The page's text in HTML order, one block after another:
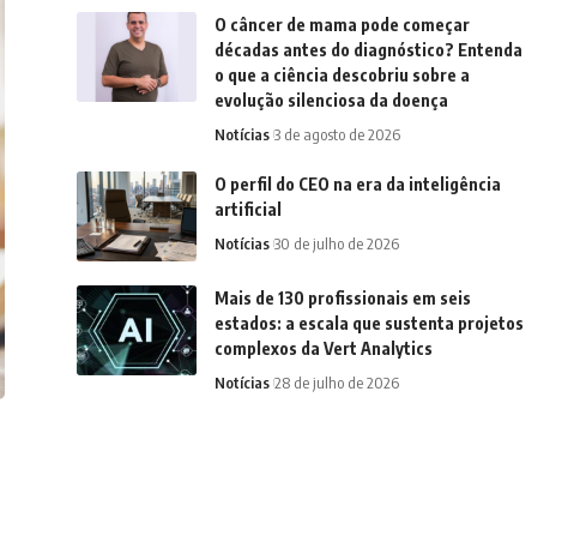
O câncer de mama pode começar
décadas antes do diagnóstico? Entenda
o que a ciência descobriu sobre a
evolução silenciosa da doença
Notícias 3 de agosto de 2026
O perfil do CEO na era da inteligência
artificial
Notícias 30 de julho de 2026
Mais de 130 profissionais em seis
estados: a escala que sustenta projetos
complexos da Vert Analytics
Notícias 28 de julho de 2026